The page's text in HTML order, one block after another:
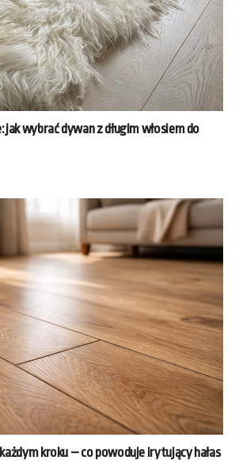
jak wybrać dywan z długim włosiem do
kroku – co powoduje irytujący hałas